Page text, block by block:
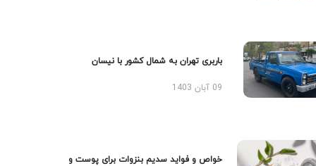
باربری تهران به شمال کشور با نیسان
09 آبان 1403
خواص و فواید سدیم بنزوات برای پوست و